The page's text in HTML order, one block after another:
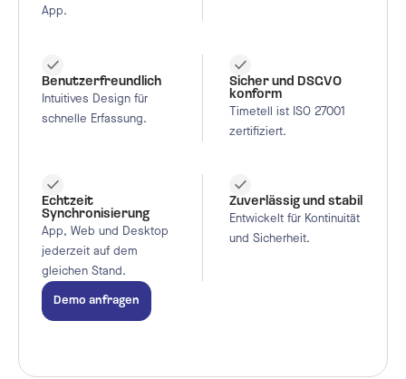
App.
Benutzerfreundlich
Intuitives Design für
schnelle Erfassung.
Sicher und DSGVO
konform
Timetell ist ISO 27001
zertifiziert.
Echtzeit
Synchronisierung
App, Web und Desktop
jederzeit auf dem
gleichen Stand.
Zuverlässig und stabil
Entwickelt für Kontinuität
und Sicherheit.
Demo anfragen
Der Zeit voraus. Immer.